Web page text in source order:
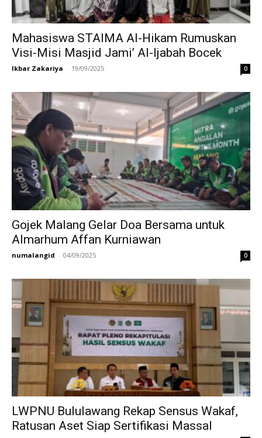
Mahasiswa STAIMA Al-Hikam Rumuskan
Visi-Misi Masjid Jami’ Al-Ijabah Bocek
Ikbar Zakariya - 19/09/2025 0
Gojek Malang Gelar Doa Bersama untuk
Almarhum Affan Kurniawan
numalangid - 04/09/2025 0
LWPNU Bululawang Rekap Sensus Wakaf,
Ratusan Aset Siap Sertifikasi Massal